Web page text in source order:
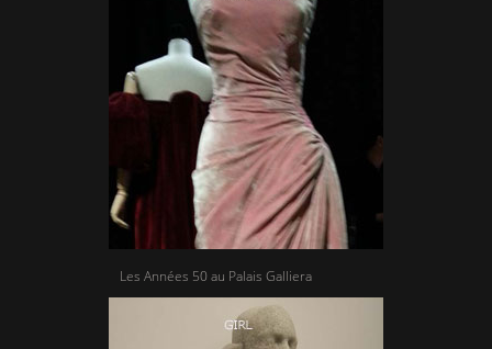
Les Années 50 au Palais Galliera